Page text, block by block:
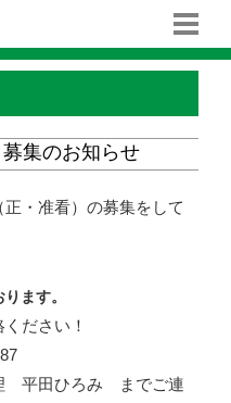
集のお知らせ
・准看）の募集をして
ます。
ださい！
平田ひろみ までご連